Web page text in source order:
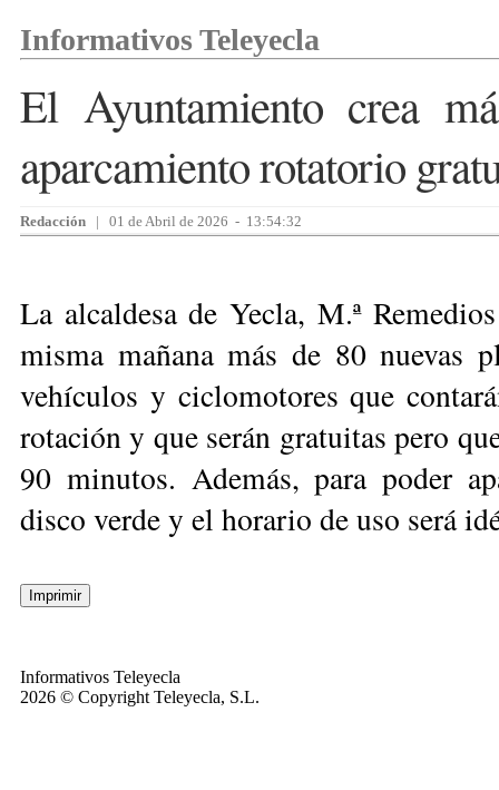
Informativos Teleyecla
El Ayuntamiento crea
aparcamiento rotatorio
Redacción | 01 de Abril de 2026 - 13:54:32
La alcaldesa de Yecla, M.ª
misma mañana más de 80 nuevas
vehículos y ciclomotores que
rotación y que serán gratuitas pero
90 minutos. Además, para poder
disco verde y el horario de uso será
Informativos Teleyecla
2026 © Copyright Teleyecla, S.L.